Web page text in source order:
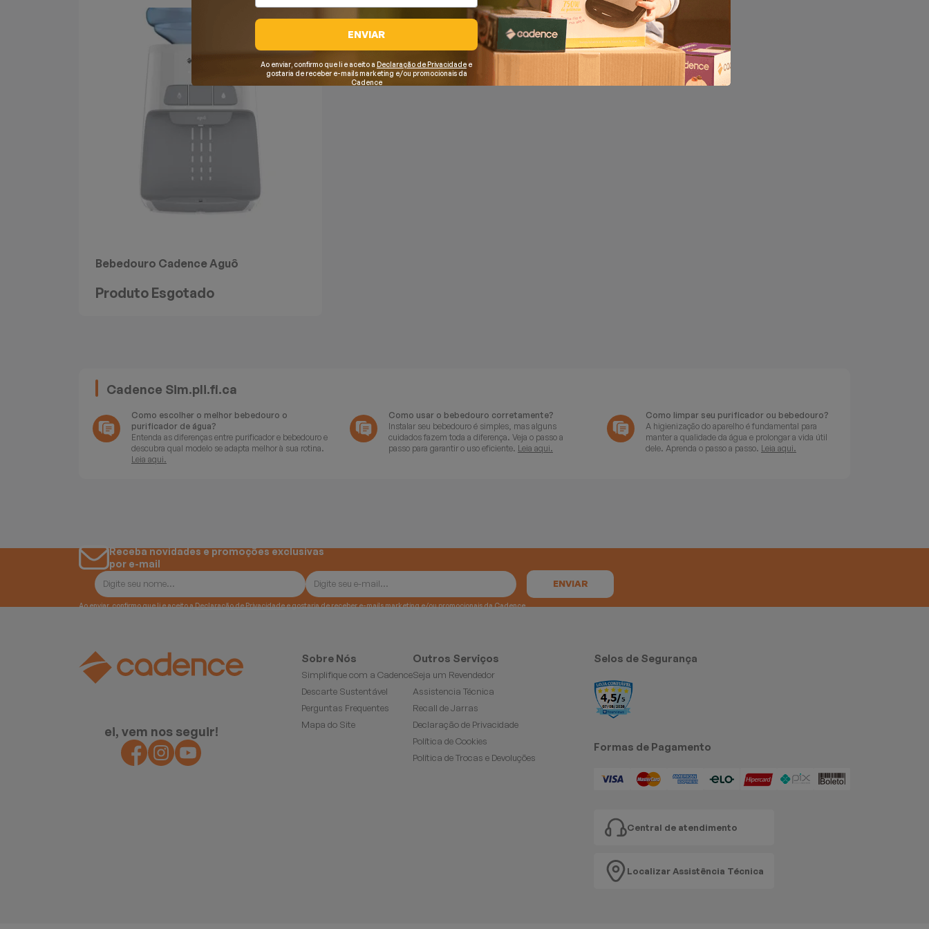
Bebedouro Cadence Aguô
Produto Esgotado
Cadence Sim.pli.fi.ca
Como escolher o melhor bebedouro o
purificador de água?
Entenda as diferenças entre purificador e bebedouro e
descubra qual modelo se adapta melhor à sua rotina.
Leia aqui.
Como usar o bebedouro corretamente?
Instalar seu bebedouro é simples, mas alguns
cuidados fazem toda a diferença. Veja o passo a
passo para garantir o uso eficiente. Leia aqui.
Como limpar seu purificador ou bebedouro?
A higienização do aparelho é fundamental para
manter a qualidade da água e prolongar a vida útil
dele. Aprenda o passo a passo. Leia aqui.
Receba novidades e promoções exclusivas
por e-mail
Ao enviar, confirmo que li e aceito a Declaração de Privacidade e gostaria de receber e-mails marketing e/ou promocionais da Cadence
ei, vem nos seguir!
Sobre Nós
Simplifique com a Cadence
Descarte Sustentável
Perguntas Frequentes
Mapa do Site
Outros Serviços
Seja um Revendedor
Assistencia Técnica
Recall de Jarras
Declaração de Privacidade
Política de Cookies
Política de Trocas e Devoluções
Selos de Segurança
Formas de Pagamento
Central de atendimento
Localizar Assistência Técnica
ENVIAR
Ao enviar, confirmo que li e aceito a Declaração de Privacidade e
gostaria de receber e-mails marketing e/ou promocionais da
Cadence